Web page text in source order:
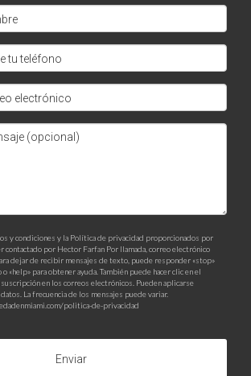
y condiciones y la Política de privacidad proporcionados por
contactado por Hector Farfan Por llamada, correo electrónico
dejar de recibir mensajes de texto, puede responder «stop»
«help» para obtener ayuda. También puede hacer clic en el
suscripción en los correos electrónicos. Pueden aplicarse
La frecuencia de los mensajes puede variar.
politica-de-privacidad
Enviar